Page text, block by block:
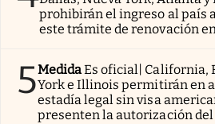
prohibirán el ingreso al país
este trámite de renovación
5MedidaEs oficial| California,
York e Illinois permitirán en
estadía legal sin visa
presenten la autorización del